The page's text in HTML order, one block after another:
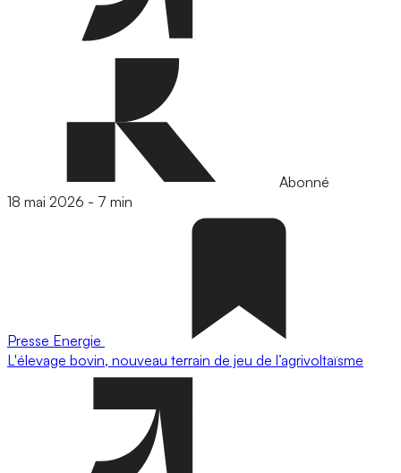
Abonné
18 mai 2026 - 7 min
Presse Energie
L'élevage bovin, nouveau terrain de jeu de l’agrivoltaïsme